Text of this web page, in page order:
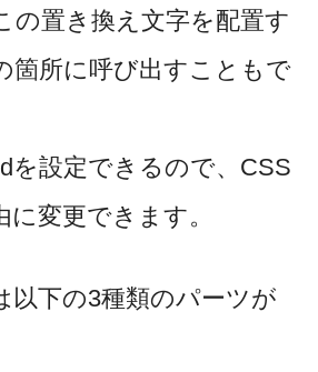
の置き換え文字を配置す
箇所に呼び出すこともで
を設定できるので、CSS
変更できます。
以下の3種類のパーツが